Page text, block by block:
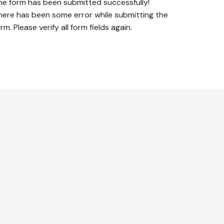
form has been submitted successfully!
has been some error while submitting the
Please verify all form fields again.